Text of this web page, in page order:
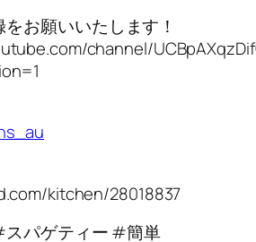
お願いいたします！
channel/
kitchen/28018837
パゲティー #簡単